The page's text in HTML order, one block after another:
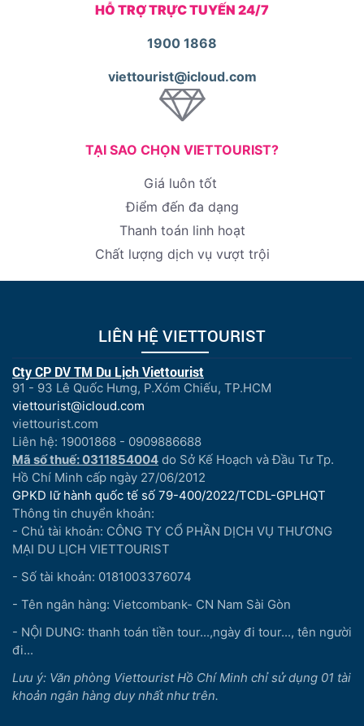
HỖ TRỢ TRỰC TUYẾN 24/7
1900 1868
viettourist@icloud.com
TẠI SAO CHỌN VIETTOURIST?
Giá luôn tốt
Điểm đến đa dạng
Thanh toán linh hoạt
Chất lượng dịch vụ vượt trội
LIÊN HỆ VIETTOURIST
Cty CP DV TM Du Lịch Viettourist
91 - 93 Lê Quốc Hưng, P.Xóm Chiếu, TP.HCM
viettourist@icloud.com
viettourist.com
Liên hệ: 19001868 - 0909886688
Mã số thuế: 0311854004 do Sở Kế Hoạch và Đầu Tư Tp.
Hồ Chí Minh cấp ngày 27/06/2012
GPKD lữ hành quốc tế số 79-400/2022/TCDL-GPLHQT
Thông tin chuyển khoản:
- Chủ tài khoản: CÔNG TY CỔ PHẦN DỊCH VỤ THƯƠNG
MẠI DU LỊCH VIETTOURIST
- Số tài khoản: 0181003376074
- Tên ngân hàng: Vietcombank- CN Nam Sài Gòn
- NỘI DUNG: thanh toán tiền tour...,ngày đi tour..., tên người
đi...
Lưu ý: Văn phòng Viettourist Hồ Chí Minh chỉ sử dụng 01 tài
khoản ngân hàng duy nhất như trên.